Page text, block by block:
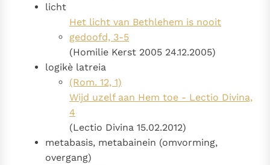
licht
Het licht van Bethlehem is nooit
gedoofd, 3-5
(Homilie Kerst 2005 24.12.2005)
logikè latreia
(Rom. 12, 1)
Wijd uzelf aan Hem toe - Lectio Divina,
4
(Lectio Divina 15.02.2012)
metabasis, metabainein (omvorming,
overgang)